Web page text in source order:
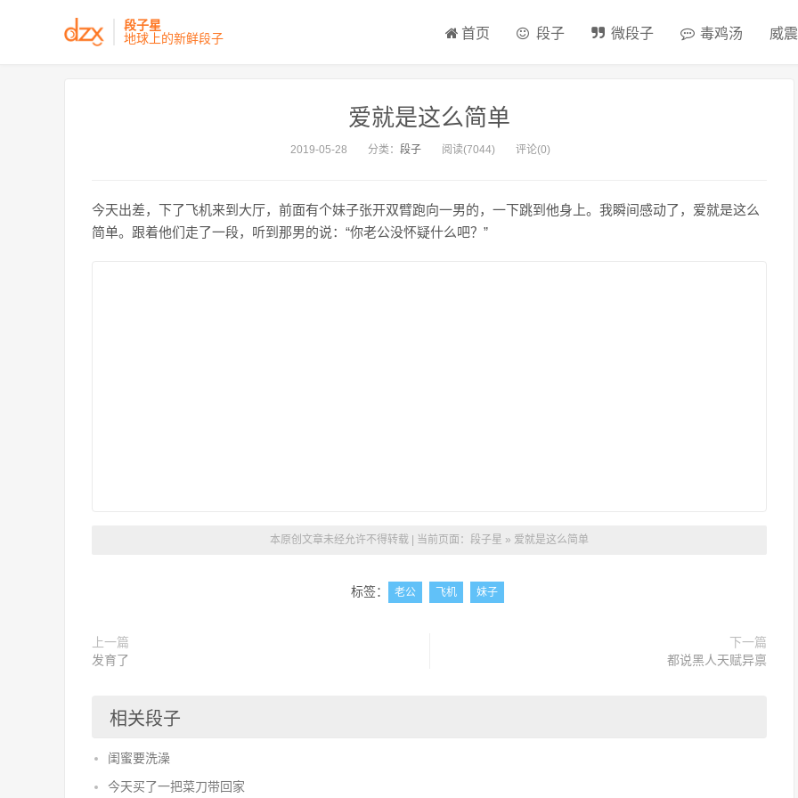
段子星
地球上的新鲜段子
首页 段子 微段子 毒鸡汤 威
爱就是这么简单
2019-05-28 分类： 段子 阅读(7044) 评论(0)
今天出差，下了飞机来到大厅，前面有个妹子张开双臂跑向一男的，一下跳到他身上。我瞬间感动了，爱就是这么
简单。跟着他们走了一段，听到那男的说：“你老公没怀疑什么吧？”
本原创文章未经允许不得转载 | 当前页面： 段子星 » 爱就是这么简单
标签： 老公 飞机 妹子
上一篇
发育了
下一篇
都说黑人天赋异禀
相关段子
闺蜜要洗澡
今天买了一把菜刀带回家